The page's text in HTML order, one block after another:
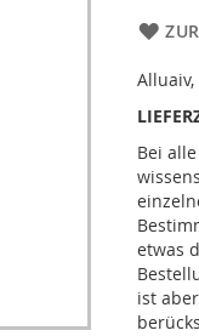
Alluaiv,
Bei
etwas
ist